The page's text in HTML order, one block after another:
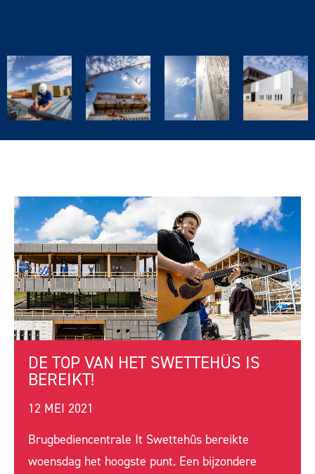
DE TOP VAN HET SWETTEHÛS IS
BEREIKT!
12 MEI 2021
Brugbediencentrale It Swettehûs bereikte
woensdag het hoogste punt. Een bijzondere